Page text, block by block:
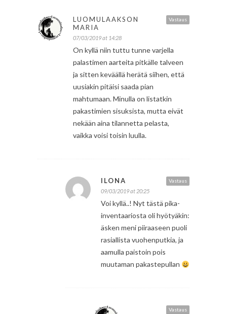
Vastaus
LUOMULAAKSON
MARIA
07/03/2019 at 14:28
On kyllä niin tuttu tunne varjella
palastimen aarteita pitkälle talveen
ja sitten keväällä herätä siihen, että
uusiakin pitäisi saada pian
mahtumaan. Minulla on listatkin
pakastimien sisuksista, mutta eivät
nekään aina tilannetta pelasta,
vaikka voisi toisin luulla.
Vastaus
ILONA
09/03/2019 at 20:25
Voi kyllä..! Nyt tästä pika-
inventaariosta oli hyötyäkin:
äsken meni piiraaseen puoli
rasiallista vuohenputkia, ja
aamulla paistoin pois
muutaman pakastepullan
Vastaus